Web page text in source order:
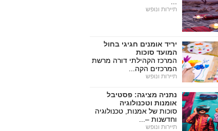
תיירות ונופש
יריד אומנים חגיגי בחול
המועד סוכות
המרכז הקהילתי דורה מרשת
המרכזים הקה...
תיירות ונופש
נתניה מציגה: פסטיבל
אומנות וטכנולוגיה
סוכות של אמנות, טכנולוגיה
וחדשנות –...
תיירות ונופש